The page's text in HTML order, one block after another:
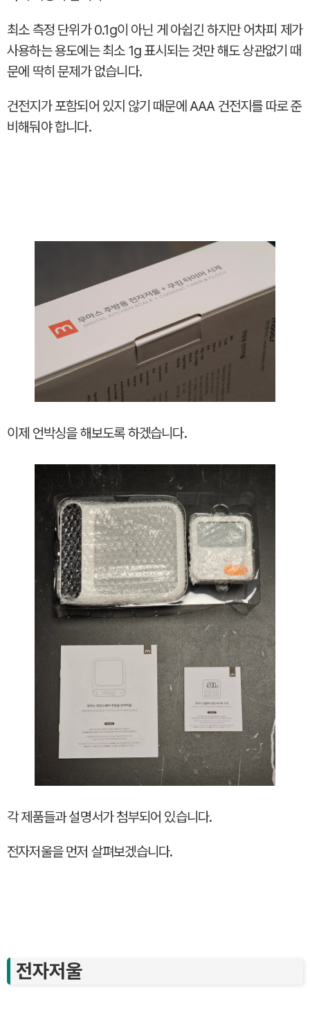
최소 측정 단위가 0.1g이 아닌 게 아쉽긴 하지만 어차피 제가
사용하는 용도에는 최소 1g 표시되는 것만 해도 상관없기 때
문에 딱히 문제가 없습니다.
건전지가 포함되어 있지 않기 때문에 AAA 건전지를 따로 준
비해둬야 합니다.
이제 언박싱을 해보도록 하겠습니다.
각 제품들과 설명서가 첨부되어 있습니다.
전자저울을 먼저 살펴보겠습니다.
전자저울